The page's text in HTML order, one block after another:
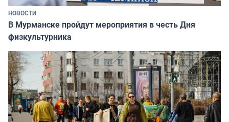
НОВОСТИ
В Мурманске пройдут мероприятия в честь Дня
физкультурника